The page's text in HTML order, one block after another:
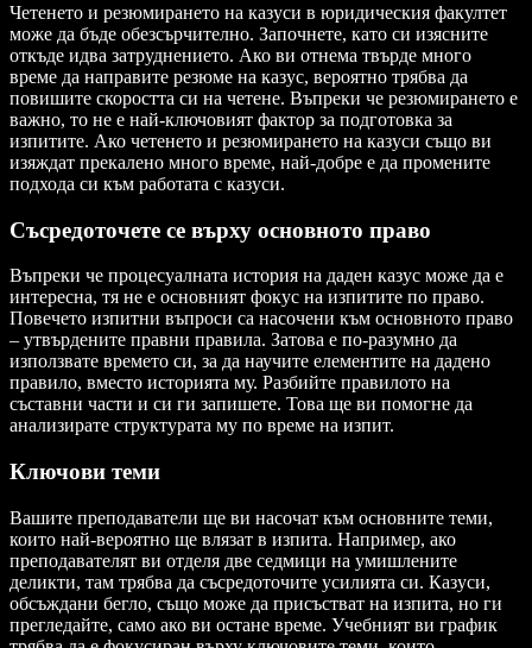
Четенето и резюмирането на казуси в юридическия факултет
може да бъде обезсърчително. Започнете, като си изясните
откъде идва затруднението. Ако ви отнема твърде много
време да направите резюме на казус, вероятно трябва да
повишите скоростта си на четене. Въпреки че резюмирането е
важно, то не е най-ключовият фактор за подготовка за
изпитите. Ако четенето и резюмирането на казуси също ви
изяждат прекалено много време, най-добре е да промените
подхода си към работата с казуси.
Съсредоточете се върху основното право
Въпреки че процесуалната история на даден казус може да е
интересна, тя не е основният фокус на изпитите по право.
Повечето изпитни въпроси са насочени към основното право
– утвърдените правни правила. Затова е по-разумно да
използвате времето си, за да научите елементите на дадено
правило, вместо историята му. Разбийте правилото на
съставни части и си ги запишете. Това ще ви помогне да
анализирате структурата му по време на изпит.
Ключови теми
Вашите преподаватели ще ви насочат към основните теми,
които най-вероятно ще влязат в изпита. Например, ако
преподавателят ви отделя две седмици на умишлените
деликти, там трябва да съсредоточите усилията си. Казуси,
обсъждани бегло, също може да присъстват на изпита, но ги
прегледайте, само ако ви остане време. Учебният ви график